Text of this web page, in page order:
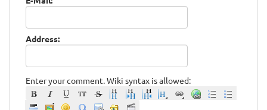
Address:
Enter your comment. Wiki syntax is allowed: